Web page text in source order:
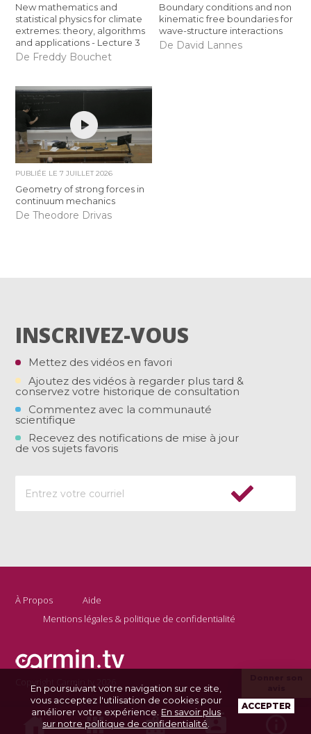
New mathematics and
statistical physics for climate
extremes: theory, algorithms
and applications - Lecture 3
De Freddy Bouchet
Boundary conditions and non
kinematic free boundaries for
wave-structure interactions
De David Lannes
PUBLIÉE LE7 JUILLET 2026
Geometry of strong forces in
continuum mechanics
De Theodore Drivas
INSCRIVEZ-VOUS
Mettez des vidéos en favori
Ajoutez des vidéos à regarder plus tard &
conservez votre historique de consultation
Commentez avec la communauté
scientifique
Recevez des notifications de mise à jour
de vos sujets favoris
À Propos
Aide
Mentions légales & politique de confidentialité
Copyright Carmin.tv 2026
En poursuivant votre navigation sur ce site,
vous acceptez l'utilisation de cookies pour
améliorer votre expérience. En savoir plus
sur notre politique de confidentialité
ACCEPTER